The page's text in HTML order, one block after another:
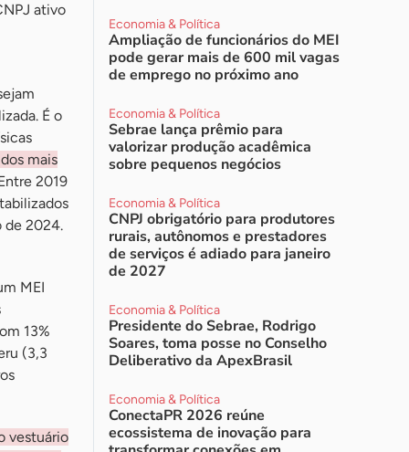
ativo
É o
mais
2019
de 2024.
MEI
13%
(3,3
vestuário
Economia & Política
Ampliação de funcionários do MEI
pode gerar mais de 600 mil vagas
de emprego no próximo ano
Economia & Política
Sebrae lança prêmio para
valorizar produção acadêmica
sobre pequenos negócios
Economia & Política
CNPJ obrigatório para produtores
rurais, autônomos e prestadores
de serviços é adiado para janeiro
de 2027
Economia & Política
Presidente do Sebrae, Rodrigo
Soares, toma posse no Conselho
Deliberativo da ApexBrasil
Economia & Política
ConectaPR 2026 reúne
ecossistema de inovação para